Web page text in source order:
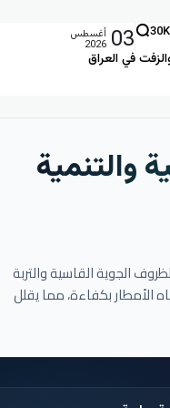
في العراق
30K
03 أغسطس
2026
والتنمية
الجوية القاسية والتربة
الأمطار بكفاءة، مما يقلل